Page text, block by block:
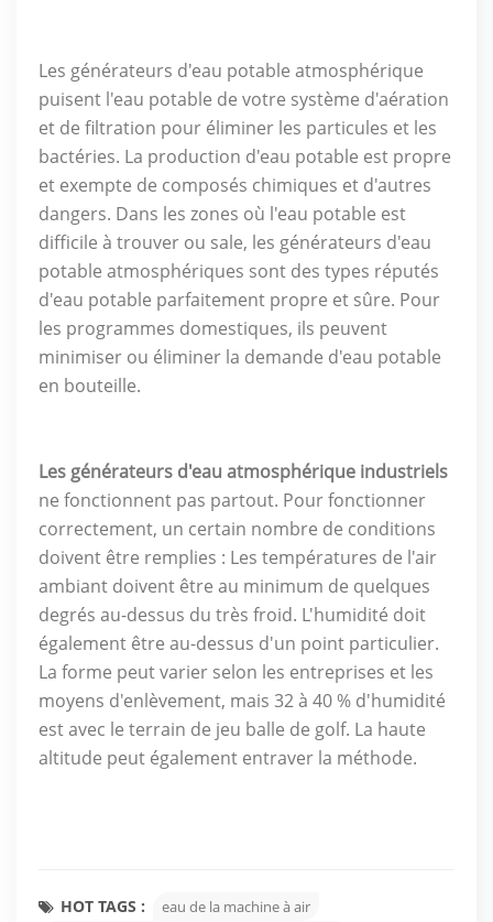
Les générateurs d'eau potable atmosphérique
puisent l'eau potable de votre système d'aération
et de filtration pour éliminer les particules et les
bactéries. La production d'eau potable est propre
et exempte de composés chimiques et d'autres
dangers. Dans les zones où l'eau potable est
difficile à trouver ou sale, les générateurs d'eau
potable atmosphériques sont des types réputés
d'eau potable parfaitement propre et sûre. Pour
les programmes domestiques, ils peuvent
minimiser ou éliminer la demande d'eau potable
en bouteille.
Les générateurs d'eau atmosphérique industriels
ne fonctionnent pas partout. Pour fonctionner
correctement, un certain nombre de conditions
doivent être remplies : Les températures de l'air
ambiant doivent être au minimum de quelques
degrés au-dessus du très froid. L'humidité doit
également être au-dessus d'un point particulier.
La forme peut varier selon les entreprises et les
moyens d'enlèvement, mais 32 à 40 % d'humidité
est avec le terrain de jeu balle de golf. La haute
altitude peut également entraver la méthode.
HOT TAGS :
eau de la machine à air